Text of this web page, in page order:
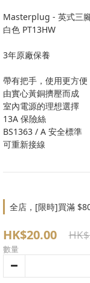
Masterplug - 英式三
白色 PT13HW
3年原廠保養
帶有把手，使用更方便
由實心黃銅擠壓而成
室內電源的理想選擇
13A 保險絲
BS1363 / A 安全標準
可重新接線
全店，[限時]買滿
HK$20.00
數量